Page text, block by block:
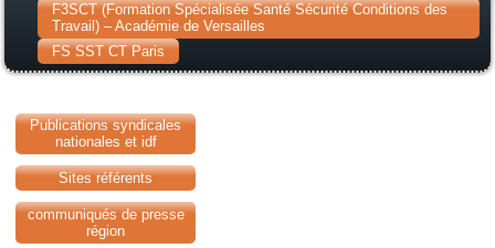
F3SCT (Formation Spécialisée Santé Sécurité Conditions des
Travail) – Académie de Versailles
FS SST CT Paris
Publications syndicales
nationales et idf
Sites référents
communiqués de presse
région